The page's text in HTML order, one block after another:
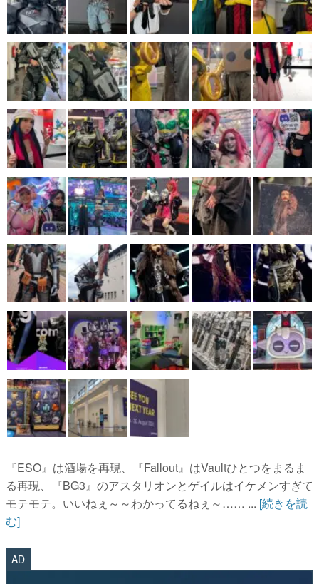
『ESO』は酒場を再現、『Fallout』はVaultひとつをまるま
る再現、『BG3』のアスタリオンとゲイルはイケメンすぎて
モテモテ。いいねぇ～～わかってるねぇ～…… ... [続きを読
む]
AD